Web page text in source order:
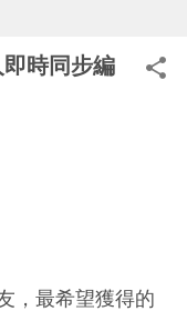
時同步編
，最希望獲得的